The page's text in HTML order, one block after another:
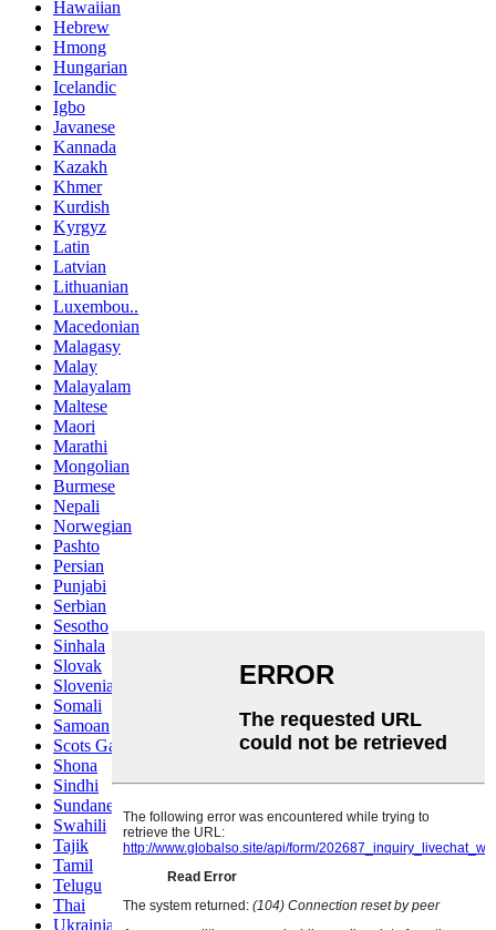
Hawaiian
Hebrew
Hmong
Hungarian
Icelandic
Igbo
Javanese
Kannada
Kazakh
Khmer
Kurdish
Kyrgyz
Latin
Latvian
Lithuanian
Luxembou..
Macedonian
Malagasy
Malay
Malayalam
Maltese
Maori
Marathi
Mongolian
Burmese
Nepali
Norwegian
Pashto
Persian
Punjabi
Serbian
Sesotho
Sinhala
Slovak
Slovenian
Somali
Samoan
Scots Gaelic
Shona
Sindhi
Sundanese
Swahili
Tajik
Tamil
Telugu
Thai
Ukrainian